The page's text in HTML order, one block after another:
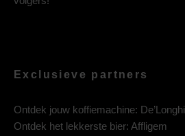
Exclusieve partners
Ontdek jouw koffiemachine: De’Longhi
Ontdek het lekkerste bier: Affligem